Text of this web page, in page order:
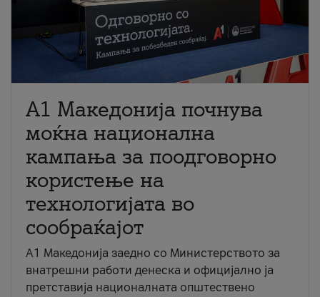
A1 Македонија почнува
моќна национална
кампања за поодговорно
користење на
технологијата во
сообраќајот
A1 Македонија заедно со Министерството за
внатрешни работи денеска и официјално ја
претставија националната општествено